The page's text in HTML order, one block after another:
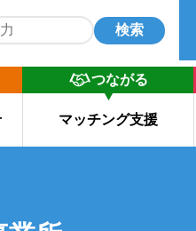
検索
つながる
マッチング支援